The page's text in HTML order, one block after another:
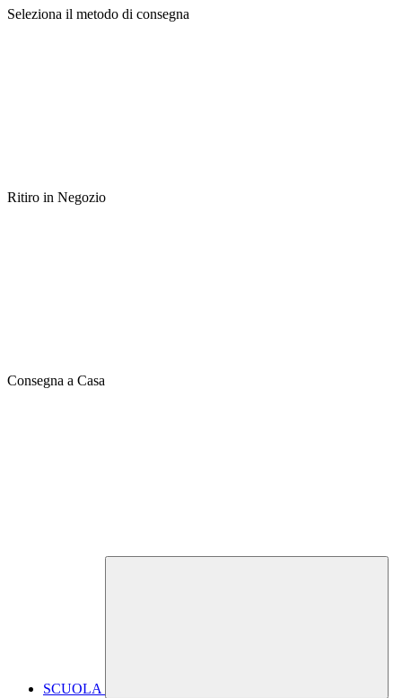
Seleziona il metodo di consegna
Ritiro in Negozio
Consegna a Casa
SCUOLA